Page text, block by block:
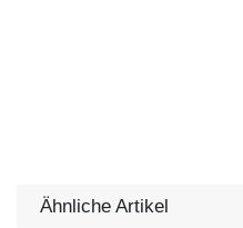
Ähnliche Artikel